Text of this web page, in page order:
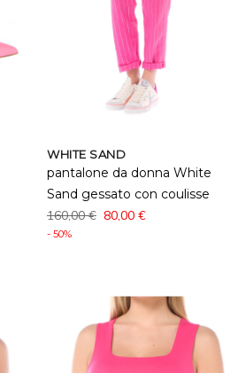
WHITE SAND
pantalone da donna White
Sand gessato con coulisse
160,00 € 80,00 €
- 50%